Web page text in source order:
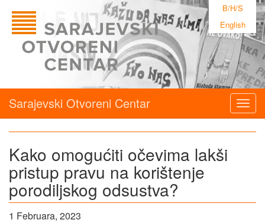
B/H/S
English
Sarajevski Otvoreni Centar
Kako omogućiti očevima lakši
pristup pravu na korištenje
porodiljskog odsustva?
1 Februara, 2023